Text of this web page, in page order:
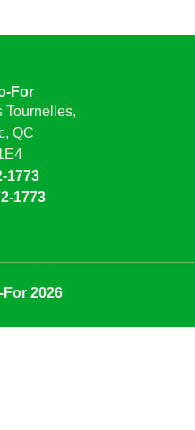
For
Tournelles,
QC
1773
1773
2026